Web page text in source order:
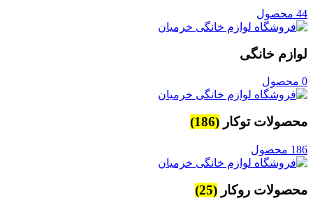
44 محصول
لوازم خانگی
0 محصول
محصولات توکار (186)
186 محصول
محصولات روکار (25)